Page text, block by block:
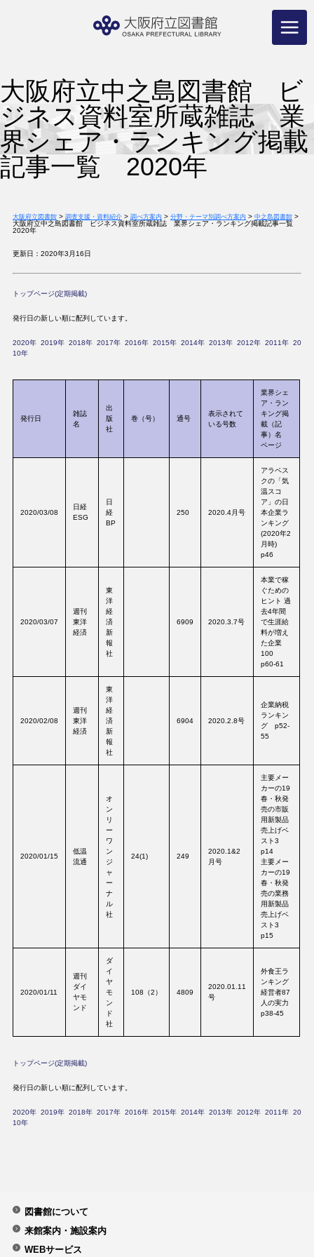
大阪府立中之島図書館 ビ
ジネス資料室所蔵雑誌 業
界シェア・ランキング掲載
記事一覧 2020年
大阪府立図書館> 調査支援・資料紹介> 調べ方案内 > 分野・テーマ別調べ方案内 > 中之島図書館>
大阪府立中之島図書館 ビジネス資料室所蔵雑誌 業界シェア・ランキング掲載記事一覧
2020年
更新日：2020年3月16日
トップページ(定期掲載)
発行日の新しい順に配列しています。
2020年 2019年 2018年 2017年 2016年 2015年 2014年 2013年 2012年 2011年 20
10年
発行日
雑誌
名
出
版
社
巻（号） 通号
表示されて
いる号数
業界シェ
ア・ラン
キング掲
載（記
事）名
ページ
2020/03/08
日経
ESG
日
経
BP
250 2020.4月号
アラベス
クの「気
温スコ
ア」の日
本企業ラ
ンキング
(2020年2
月時)
p46
2020/03/07
週刊
東洋
経済
東
洋
経
済
新
報
社
6909 2020.3.7号
本業で稼
ぐための
ヒント 過
去4年間
で生涯給
料が増え
た企業
100
p60-61
2020/02/08
週刊
東洋
経済
東
洋
経
済
新
報
社
6904 2020.2.8号
企業納税
ランキン
グ p52-
55
2020/01/15
低温
流通
オ
ン
リ
ー
ワ
ン
ジ
ャ
ー
ナ
ル
社
24(1) 249
2020.1&2
月号
主要メー
カーの19
春・秋発
売の市販
用新製品
売上げベ
スト3
p14
主要メー
カーの19
春・秋発
売の業務
用新製品
売上げベ
スト3
p15
2020/01/11
週刊
ダイ
ヤモ
ンド
ダ
イ
ヤ
モ
ン
ド
社
108（2） 4809
2020.01.11
号
外食王ラ
ンキング
経営者87
人の実力
p38-45
トップページ(定期掲載)
発行日の新しい順に配列しています。
2020年 2019年 2018年 2017年 2016年 2015年 2014年 2013年 2012年 2011年 20
10年
図書館について
来館案内・施設案内
WEBサービス